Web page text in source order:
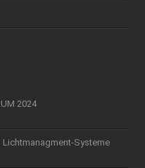
2024
Lichtmanagment-Systeme